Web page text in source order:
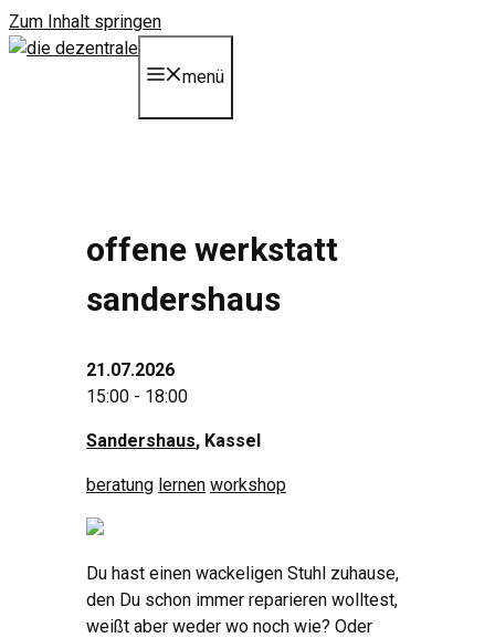
Zum Inhalt springen
menü
offene werkstatt
sandershaus
21.07.2026
15:00 - 18:00
Sandershaus, Kassel
beratung lernen workshop
Du hast einen wackeligen Stuhl zuhause,
den Du schon immer reparieren wolltest,
weißt aber weder wo noch wie? Oder